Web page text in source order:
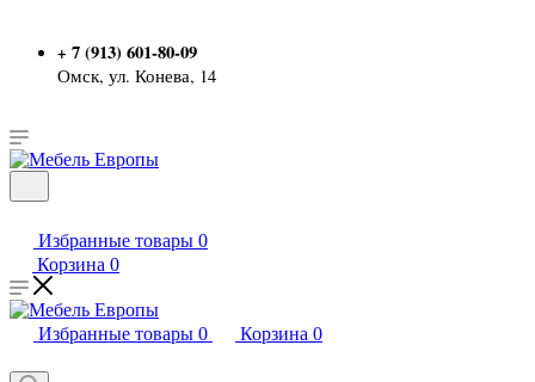
+ 7 (913) 601-80-09
Омск, ул. Конева, 14
Избранные товары 0
Корзина 0
Избранные товары 0 Корзина 0